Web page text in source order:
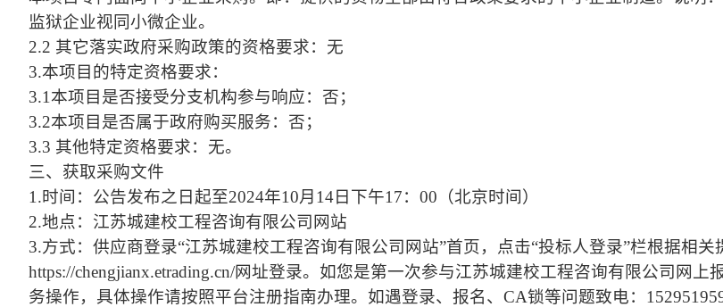
监狱企业视同小微企业。
2.2 其它落实政府采购政策的资格要求：无
3.本项目的特定资格要求：
3.1本项目是否接受分支机构参与响应：否；
3.2本项目是否属于政府购买服务：否；
3.3 其他特定资格要求：无。
三、获取采购文件
1.时间：公告发布之日起至2024年10月14日下午17：00（北京时间）
2.地点：江苏城建校工程咨询有限公司网站
3.方式：供应商登录“江苏城建校工程咨询有限公司网站”首页，点击“投标人登录”栏根据相
https://chengjianx.etrading.cn/网址登录。如您是第一次参与江苏城建校工程咨询有限公司网
务操作，具体操作请按照平台注册指南办理。如遇登录、报名、CA锁等问题致电：